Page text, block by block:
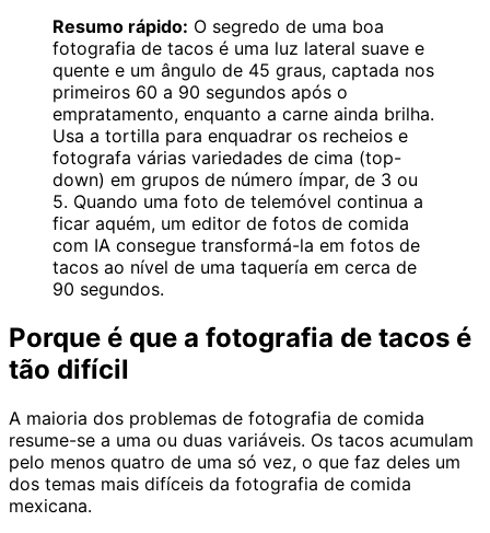
Resumo rápido: O segredo de uma boa
fotografia de tacos é uma luz lateral suave e
quente e um ângulo de 45 graus, captada nos
primeiros 60 a 90 segundos após o
empratamento, enquanto a carne ainda brilha.
Usa a tortilla para enquadrar os recheios e
fotografa várias variedades de cima (top-
down) em grupos de número ímpar, de 3 ou
5. Quando uma foto de telemóvel continua a
ficar aquém, um editor de fotos de comida
com IA consegue transformá-la em fotos de
tacos ao nível de uma taquería em cerca de
90 segundos.
Porque é que a fotografia de tacos é
tão difícil
A maioria dos problemas de fotografia de comida
resume-se a uma ou duas variáveis. Os tacos acumulam
pelo menos quatro de uma só vez, o que faz deles um
dos temas mais difíceis da fotografia de comida
mexicana.